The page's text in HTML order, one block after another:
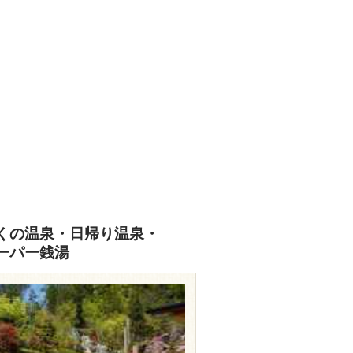
の温泉・日帰り温泉・
パー銭湯